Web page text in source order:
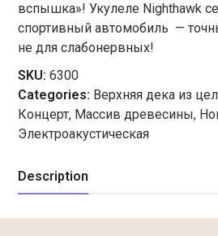
вспышка»! Укулеле Nighthawk
спортивный автомобиль —
не для слабонервных!
SKU: 6300
Categories: Верхняя дека из
Концерт, Массив древесины,
Электроакустическая
Description